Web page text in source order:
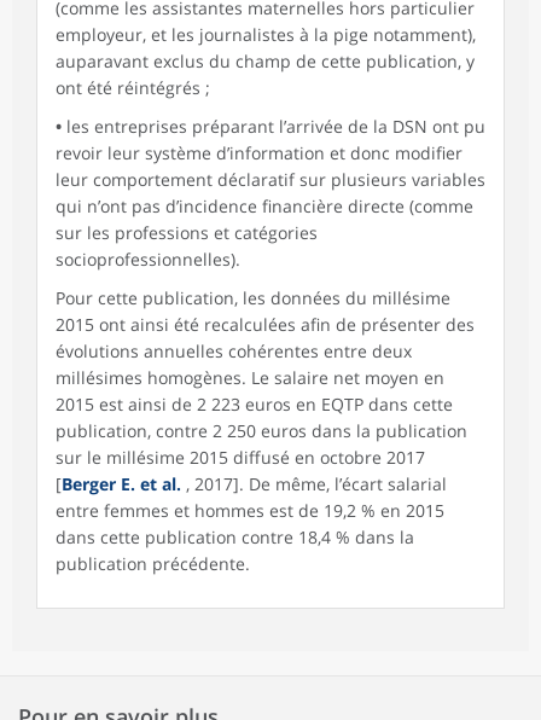
(comme les assistantes maternelles hors particulier
employeur, et les journalistes à la pige notamment),
auparavant exclus du champ de cette publication, y
ont été réintégrés ;
• les entreprises préparant l’arrivée de la DSN ont pu
revoir leur système d’information et donc modifier
leur comportement déclaratif sur plusieurs variables
qui n’ont pas d’incidence financière directe (comme
sur les professions et catégories
socioprofessionnelles).
Pour cette publication, les données du millésime
2015 ont ainsi été recalculées afin de présenter des
évolutions annuelles cohérentes entre deux
millésimes homogènes. Le salaire net moyen en
2015 est ainsi de 2 223 euros en EQTP dans cette
publication, contre 2 250 euros dans la publication
sur le millésime 2015 diffusé en octobre 2017
[Berger E. et al. , 2017]. De même, l’écart salarial
entre femmes et hommes est de 19,2 % en 2015
dans cette publication contre 18,4 % dans la
publication précédente.